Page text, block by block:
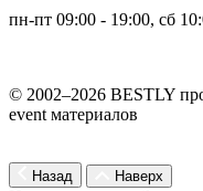
пн-пт 09:00 - 19:00, сб
© 2002–2026 BESTLY
event материалов
Назад Наверх